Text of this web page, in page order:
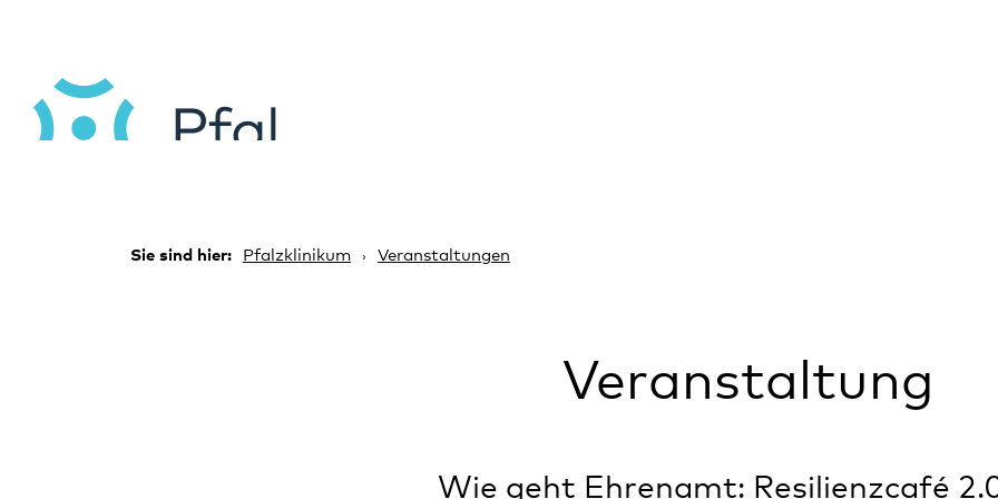
Sie sind hier: Pfalzklinikum Veranstaltungen
Veranstaltung
Wie geht Ehrenamt: Resilienzcafé